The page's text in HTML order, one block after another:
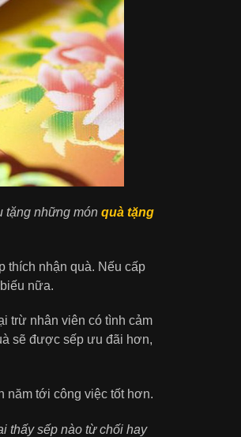
tặng những món quà tặng
thích nhận quà. Nếu cấp
nữa.
trừ nhân viên có tình cảm
sẽ được sếp ưu đãi hơn,
năm tới công việc tốt hơn.
thấy sếp nào từ chối hay